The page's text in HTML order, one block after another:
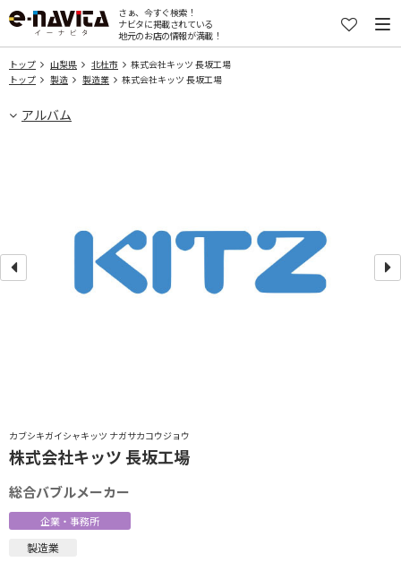
さぁ、今すぐ検索！
ナビタに掲載されている
地元のお店の情報が満載！
トップ 山梨県 北杜市
株式会社キッツ 長坂工場
トップ
製造 製造業 株式会社キッツ 長坂工場
アルバム
カブシキガイシャキッツ ナガサカコウジョウ
株式会社キッツ 長坂工場
総合バブルメーカー
企業・事務所
製造業